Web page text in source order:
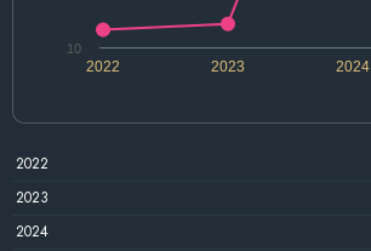
2022 2024
2023
10
2022
2023
2024